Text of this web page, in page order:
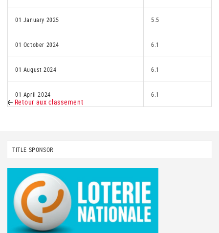
01 January 2025 5.5
01 October 2024 6.1
01 August 2024 6.1
01 April 2024 6.1
Retour aux classement
TITLE SPONSOR